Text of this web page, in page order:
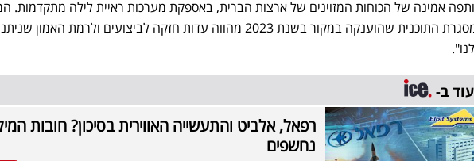
אמינה של הכוחות המזוינים של ארצות הברית, באספקת מערכות ראיית לילה מתקדמות.
במסגרת התוכנית שהוענקה במקור בשנת 2023 מהווה עדות חזקה לביצועים ולרמת
עוד ב-
רפאל, אלביט והתעשייה האווירית בסיכון? חובות
נחשפים